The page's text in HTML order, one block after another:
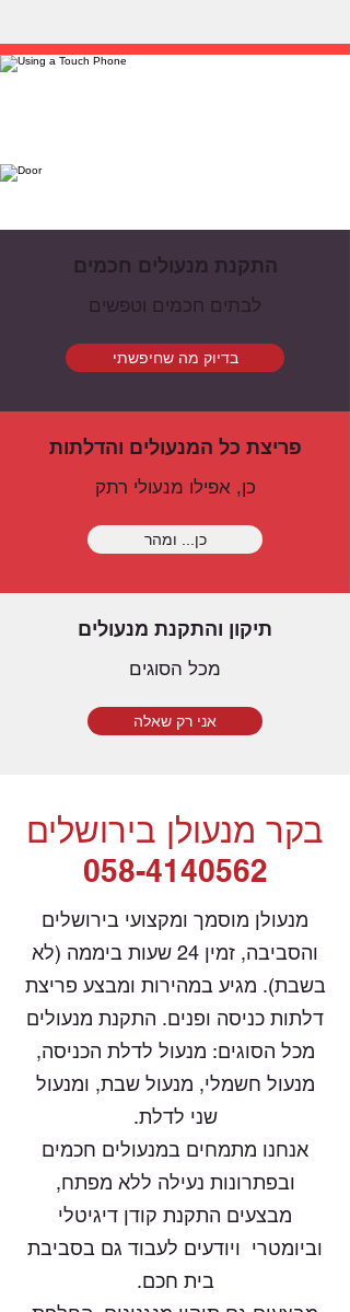
התקנת מנעולים חכמים
לבתים חכמים וטפשים
בדיוק מה שחיפשתי
פריצת כל המנעולים והדלתות
כן, אפילו מנעולי רתק
כן... ומהר
תיקון והתקנת מנעולים
מכל הסוגים
אני רק שאלה
בקר מנעולן בירושלים
058-4140562
מנעולן מוסמך ומקצועי בירושלים
והסביבה, זמין 24 שעות ביממה (לא
בשבת). מגיע במהירות ומבצע פריצת
דלתות כניסה ופנים. התקנת מנעולים
מכל הסוגים: מנעול לדלת הכניסה,
מנעול חשמלי, מנעול שבת, ומנעול
שני לדלת.
אנחנו מתמחים במנעולים חכמים
ובפתרונות נעילה ללא מפתח,
מבצעים התקנת קודן דיגיטלי
וביומטרי ויודעים לעבוד גם בסביבת
בית חכם.